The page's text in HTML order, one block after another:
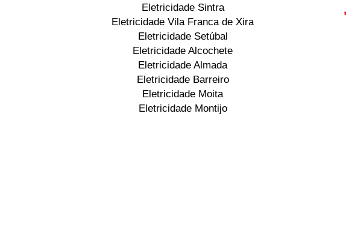
Eletricidade Sintra
Eletricidade Vila Franca de Xira
Eletricidade Setúbal
Eletricidade Alcochete
Eletricidade Almada
Eletricidade Barreiro
Eletricidade Moita
Eletricidade Montijo